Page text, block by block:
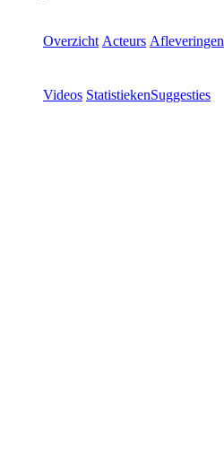
Overzicht Acteurs Afleveringen
Videos StatistiekenSuggesties